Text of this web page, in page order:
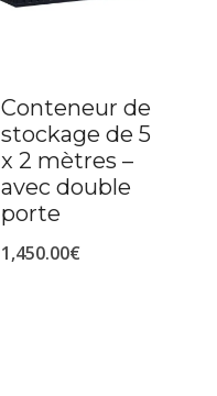
Conteneur de
stockage de 5
x 2 mètres –
avec double
porte
1,450.00€